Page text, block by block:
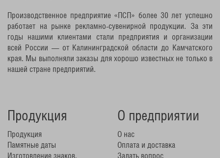
Производственное предприятие «ПСП» более 30 лет успешно
работает на рынке рекламно-сувенирной продукции. За эти
годы нашими клиентами стали предприятия и организации
всей России — от Калининградской области до Камчатского
края. Мы выполняли заказы для хорошо известных не только в
нашей стране предприятий.
Продукция
Продукция
Памятные даты
Изготовление знаков,
О предприятии
О нас
Оплата и доставка
Задать вопрос